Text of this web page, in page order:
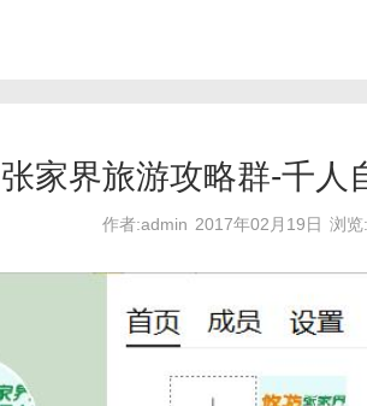
张家界旅游攻略群-千人
作者:admin 2017年02月19日 浏览